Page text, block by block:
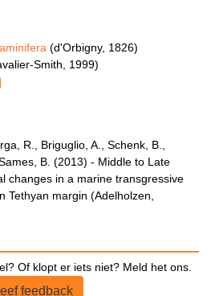
(d'Orbigny, 1826)
Smith, 1999)
R., Briguglio, A., Schenk, B.,
B. (2013) - Middle to Late
changes in a marine transgressive
Tethyan margin (Adelholzen,
Of klopt er iets niet? Meld het ons.
feedback